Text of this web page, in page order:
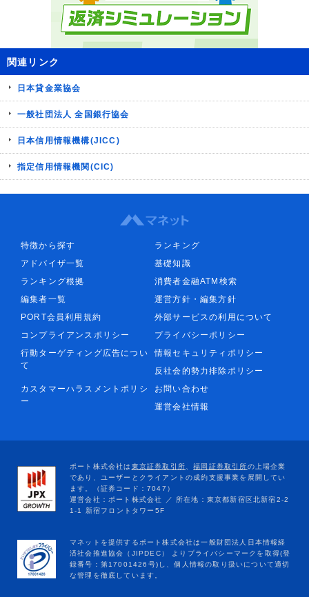
関連リンク
日本貸金業協会
一般社団法人 全国銀行協会
日本信用情報機構(JICC)
指定信用情報機関(CIC)
特徴から探す
ランキング
アドバイザ一覧
基礎知識
ランキング根拠
消費者金融ATM検索
編集者一覧
運営方針・編集方針
PORT会員利用規約
外部サービスの利用について
コンプライアンスポリシー
プライバシーポリシー
行動ターゲティング広告につい
て
情報セキュリティポリシー
反社会的勢力排除ポリシー
カスタマーハラスメントポリシ
ー
お問い合わせ
運営会社情報